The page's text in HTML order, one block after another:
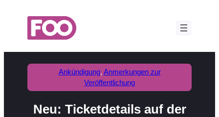
Ankündigung, Anmerkungen zur
Veröffentlichung
Neu: Ticketdetails auf der